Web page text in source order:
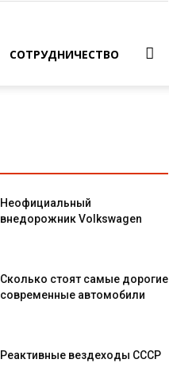
СОТРУДНИЧЕСТВО
Неофициальный
внедорожник Volkswagen
Сколько стоят самые дорогие
современные автомобили
Реактивные вездеходы СССР